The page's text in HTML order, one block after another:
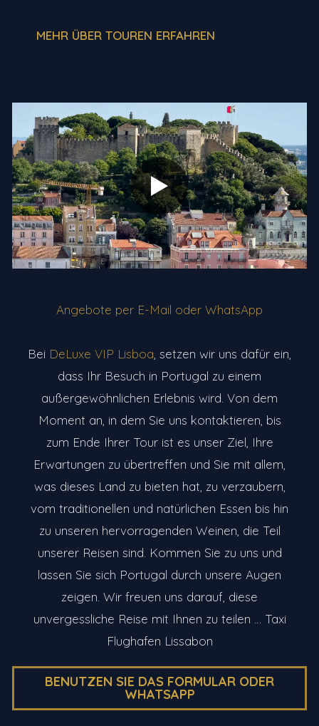
MEHR ÜBER TOUREN ERFAHREN
Angebote per E-Mail oder WhatsApp
Bei DeLuxe VIP Lisboa , setzen wir uns dafür ein,
dass Ihr Besuch in Portugal zu einem
außergewöhnlichen Erlebnis wird. Von dem
Moment an, in dem Sie uns kontaktieren, bis
zum Ende Ihrer Tour ist es unser Ziel, Ihre
Erwartungen zu übertreffen und Sie mit allem,
was dieses Land zu bieten hat, zu verzaubern,
vom traditionellen und natürlichen Essen bis hin
zu unseren hervorragenden Weinen, die Teil
unserer Reisen sind. Kommen Sie zu uns und
lassen Sie sich Portugal durch unsere Augen
zeigen. Wir freuen uns darauf, diese
unvergessliche Reise mit Ihnen zu teilen … Taxi
Flughafen Lissabon
BENUTZEN SIE DAS FORMULAR ODER
WHATSAPP